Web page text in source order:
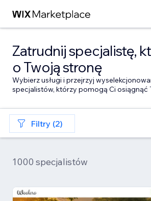
Zatrudnij specjalistę,
o Twoją stronę
Wybierz usługi i przejrzyj
specjalistów, którzy pomogą Ci osiągnąć
Filtry (2)
1000 specjalistów